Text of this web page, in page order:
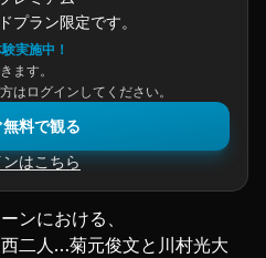
プラン限定です。
実施中！
ます。
はログインしてください。
料で観る
はこちら
ンにおける、
二人…菊元俊文と川村光大